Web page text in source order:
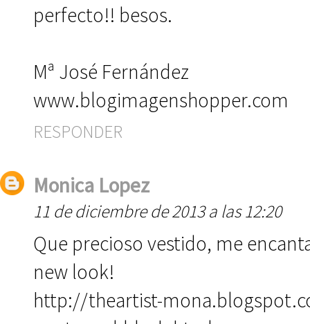
perfecto!! besos.
Mª José Fernández
www.blogimagenshopper.com
RESPONDER
Monica Lopez
11 de diciembre de 2013 a las 12:20
Que precioso vestido, me
new look!
http://theartist-